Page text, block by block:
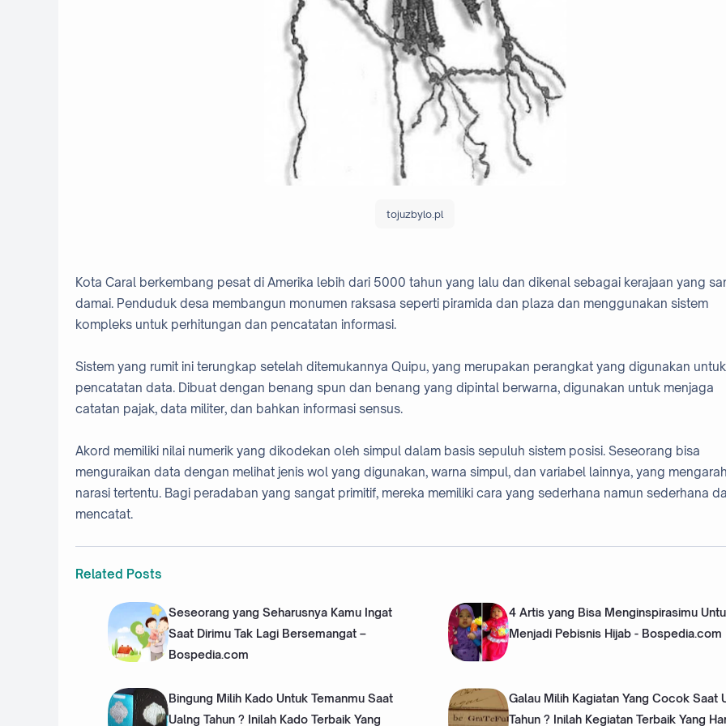
tojuzbylo.pl
Kota Caral berkembang pesat di Amerika lebih dari 5000 tahun yang lalu dan dikenal sebagai kerajaan yang
damai. Penduduk desa membangun monumen raksasa seperti piramida dan plaza dan menggunakan sistem
kompleks untuk perhitungan dan pencatatan informasi.
Sistem yang rumit ini terungkap setelah ditemukannya Quipu, yang merupakan perangkat yang digunakan untuk
pencatatan data. Dibuat dengan benang spun dan benang yang dipintal berwarna, digunakan untuk menjaga
catatan pajak, data militer, dan bahkan informasi sensus.
Akord memiliki nilai numerik yang dikodekan oleh simpul dalam basis sepuluh sistem posisi. Seseorang bisa
menguraikan data dengan melihat jenis wol yang digunakan, warna simpul, dan variabel lainnya, yang
narasi tertentu. Bagi peradaban yang sangat primitif, mereka memiliki cara yang sederhana namun sederhana
mencatat.
Related Posts
Seseorang yang Seharusnya Kamu Ingat
Saat Dirimu Tak Lagi Bersemangat –
Bospedia.com
4 Artis yang Bisa Menginspirasimu
Menjadi Pebisnis Hijab - Bospedia.com
Bingung Milih Kado Untuk Temanmu Saat
Ualng Tahun ? Inilah Kado Terbaik Yang
Galau Milih Kagiatan Yang Cocok Saat
Tahun ? Inilah Kegiatan Terbaik Yang